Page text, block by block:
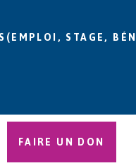
STAGE,
FAIRE UN DON